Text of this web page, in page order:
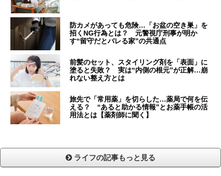
防カメがあっても危険…「お盆の空き巣」を
招くNG行為とは？ 元警視庁刑事が明か
す“留守だとバレる家”の共通点
前髪のセット、スタイリング剤を「表面」に
塗ると失敗？ 実は“内側の根元”が正解…崩
れない整え方とは
旅先で「常用薬」を切らした…薬局で何を伝
える？ “あると助かる情報”とお薬手帳の活
用法とは【薬剤師に聞く】
ライフの記事もっと見る